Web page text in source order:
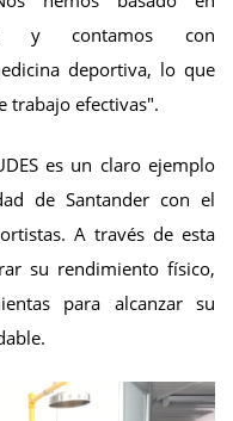
y contamos con
deportiva, lo que
trabajo efectivas".
es un claro ejemplo
de Santander con el
A través de esta
su rendimiento físico,
para alcanzar su